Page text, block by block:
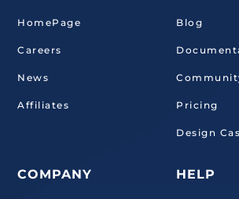
HomePage
Careers
News
Affiliates
COMPANY
Blog
Pricing
Design
HELP